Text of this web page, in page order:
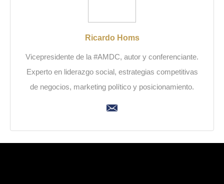
Ricardo Homs
Vicepresidente de la #AMDC, autor y conferenciante.
Experto en liderazgo social, estrategias competitivas
de negocios, marketing político y posicionamiento.